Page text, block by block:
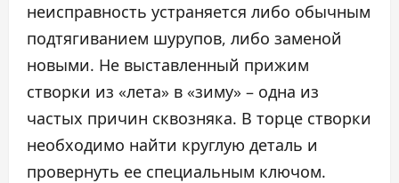
неисправность устраняется либо обычным
подтягиванием шурупов, либо заменой
новыми. Не выставленный прижим
створки из «лета» в «зиму» – одна из
частых причин сквозняка. В торце створки
необходимо найти круглую деталь и
провернуть ее специальным ключом.